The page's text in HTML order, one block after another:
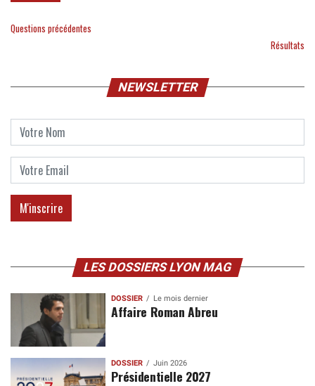
Questions précédentes
Résultats
NEWSLETTER
LES DOSSIERS LYON MAG
DOSSIER Le mois dernier
Affaire Roman Abreu
DOSSIER Juin 2026
Présidentielle 2027